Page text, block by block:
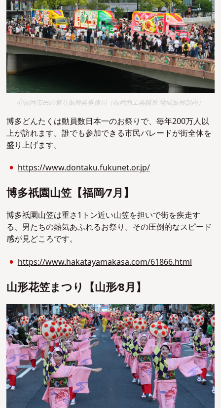
Ⓒ福岡市民の祭り振興会事務局（福岡商工会議所 地域振興部内）
博多どんたくは動員数日本一のお祭りで、毎年200万人以
上が訪れます。誰でも参加できる市民パレードが街全体を
盛り上げます。
https://www.dontaku.fukunet.or.jp/
博多祇園⼭笠【福岡∕7⽉】
博多祇園⼭笠は重さ1トン近い山笠を担いで街を疾走す
る、男たちの熱気あふれるお祭り。その圧倒的なスピード
感が見どころです。
https://www.hakatayamakasa.com/61866.html
⼭形花笠まつり【⼭形∕8⽉】